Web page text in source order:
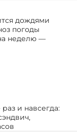
дождями
погоды
неделю —
и навсегда: